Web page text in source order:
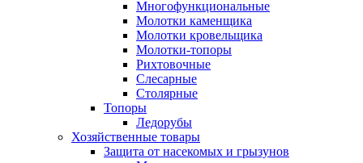
Многофункциональные
Молотки каменщика
Молотки кровельщика
Молотки-топоры
Рихтовочные
Слесарные
Столярные
Топоры
Ледорубы
Хозяйственные товары
Защита от насекомых и грызунов